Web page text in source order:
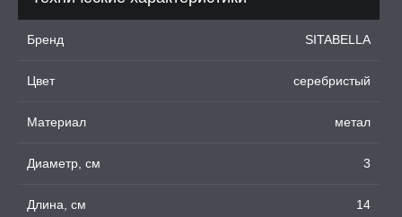
КОЛЬЦА И
НА ЧЛЕН
Бренд SITABELLA
Цвет серебристый
Материал метал
Диаметр, см 3
Длина, см 14